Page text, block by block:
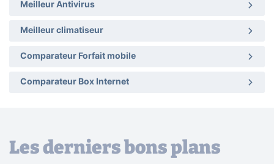
Meilleur Antivirus
Meilleur climatiseur
Comparateur Forfait mobile
Comparateur Box Internet
Les derniers bons plans